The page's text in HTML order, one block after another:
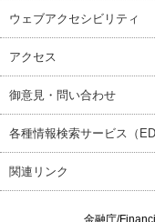
ウェブアクセシビリティ
アクセス
御意見・問い合わせ
各種情報検索サービス（
関連リンク
金融庁/